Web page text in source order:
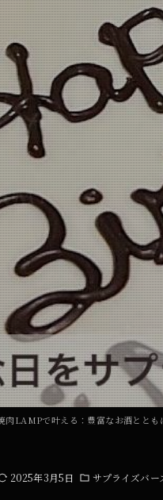
肉LAMPで叶える：豊富なお酒とと
2025年3月5日 サプライズバー